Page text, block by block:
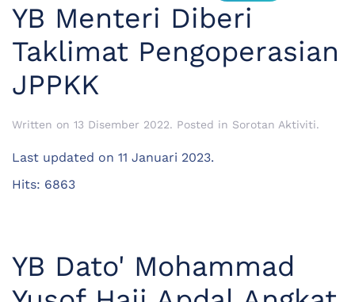
YB Menteri Diberi
Taklimat Pengoperasian
JPPKK
Written on 13 Disember 2022. Posted in Sorotan Aktiviti.
Last updated on 11 Januari 2023.
Hits: 6863
YB Dato' Mohammad